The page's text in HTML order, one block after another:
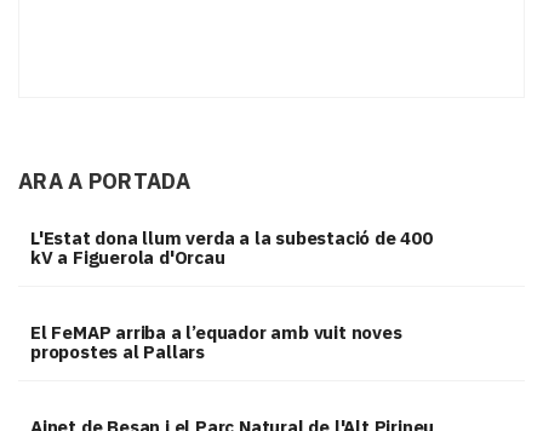
ARA A PORTADA
L'Estat dona llum verda a la subestació de 400
kV a Figuerola d'Orcau
El FeMAP arriba a l’equador amb vuit noves
propostes al Pallars